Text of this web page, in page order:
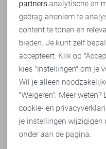
Marketing cookies
partners analytische en
gedrag anoniem te
content te tonen en
bieden. Je kunt zelf
accepteert. Klik op
kies "Instellingen" om je
Wil je alleen
"Weigeren". Meer weten?
cookie- en
je instellingen wijzigigen
onder aan de pagina.